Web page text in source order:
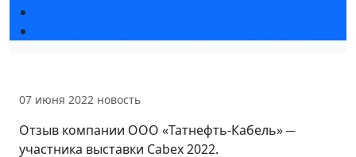
07 июня 2022 новость
Отзыв компании ООО «Татнефть-Кабель» ─
участника выставки Cabex 2022.